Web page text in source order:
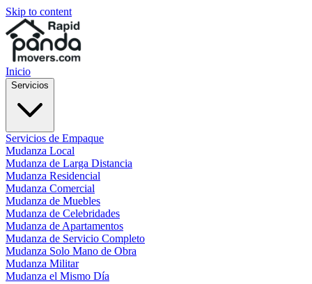
Skip to content
Inicio
Servicios
Servicios de Empaque
Mudanza Local
Mudanza de Larga Distancia
Mudanza Residencial
Mudanza Comercial
Mudanza de Muebles
Mudanza de Celebridades
Mudanza de Apartamentos
Mudanza de Servicio Completo
Mudanza Solo Mano de Obra
Mudanza Militar
Mudanza el Mismo Día